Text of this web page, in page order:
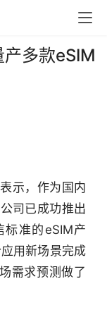
多款eSIM
示，作为国内
司已成功推出
准的eSIM产
用新场景完成
需求预测做了